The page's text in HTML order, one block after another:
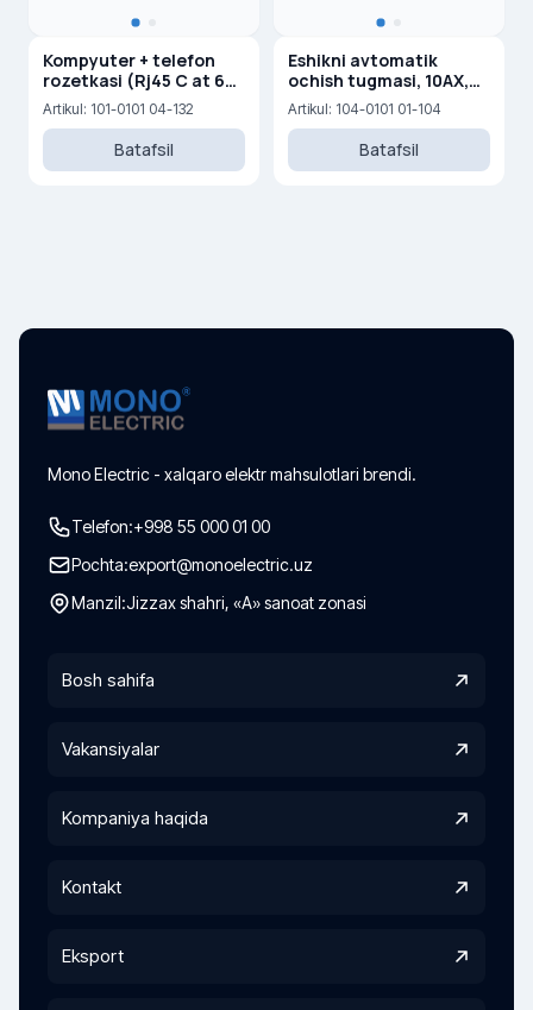
Kompyuter + telefon
rozetkasi (Rj45 C at 6
+Rj45 Cat 3 )
Artikul: 101-0101 04-132
Batafsil
Eshikni avtomatik
ochish tugmasi, 10AX,
250V
Artikul: 104-0101 01-104
Batafsil
Mono Electric - xalqaro elektr mahsulotlari brendi.
Telefon:+998 55 000 01 00
Pochta:export@monoelectric.uz
Manzil:Jizzax shahri, «A» sanoat zonasi
Bosh sahifa
Vakansiyalar
Kompaniya haqida
Kontakt
Eksport